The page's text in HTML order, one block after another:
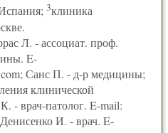
3клиника
Л. - ассоциат. проф.
E-
Санс П. - д-р медицины;
клинической
- врач-патолог. E-mail:
И. - врач. E-